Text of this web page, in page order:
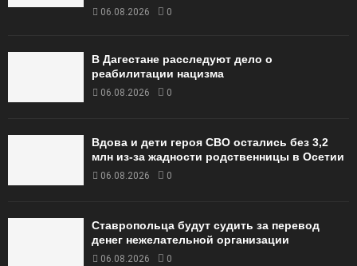
06.08.2026 0
В Дагестане расследуют дело о
реабилитации нацизма
06.08.2026 0
Вдова и дети героя СВО остались без 3,2
млн из-за жадности родственницы в Осетии
06.08.2026 0
Ставропольца будут судить за перевод
денег нежелательной организации
06.08.2026 0